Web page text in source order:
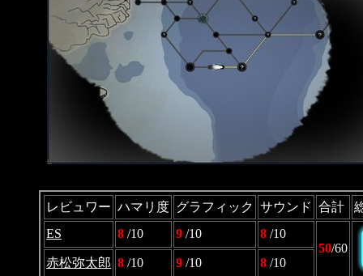
レビュワー ハマリ度 グラフィック サウンド 合計
ES
8 /10 9 /10 8 /10
50/60
赤松弥太郎 8 /10 9 /10 8 /10